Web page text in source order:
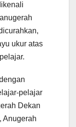
ukur atas
pelajar
Dekan
Anugerah